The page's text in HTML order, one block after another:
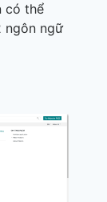
có thể
ngôn ngữ